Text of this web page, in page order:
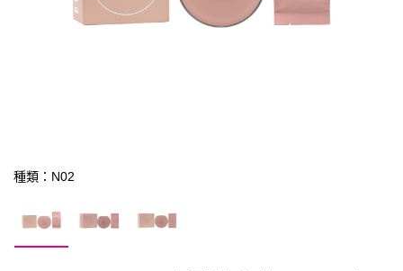
種類：N02